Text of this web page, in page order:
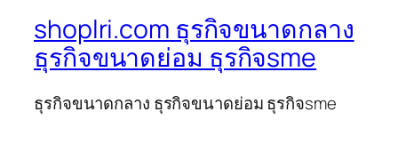
shoplri.com ธุรกิจขนาดกลาง
ธุรกิจขนาดย่อม ธุรกิจsme
ธุรกิจขนาดกลาง ธุรกิจขนาดย่อม ธุรกิจsme